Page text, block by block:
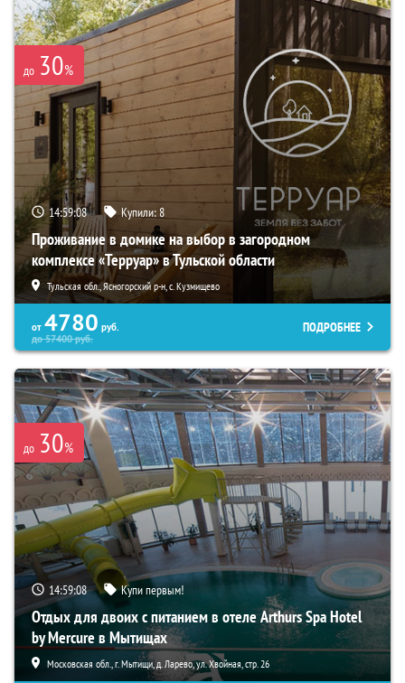
до 30%
14:59:06 Купили:8
Проживание в домике на выбор в загородном
комплексе «Терруар» в Тульской области
Тульская обл., Ясногорский р-н, с. Кузмищево
от 4780 руб.
до57400руб.
ПОДРОБНЕЕ
до 30%
14:59:06 Купи первым!
Отдых для двоих с питанием в отеле Arthurs Spa Hotel
by Mercure в Мытищах
Московская обл., г. Мытищи, д. Ларево, ул. Хвойная, стр. 26